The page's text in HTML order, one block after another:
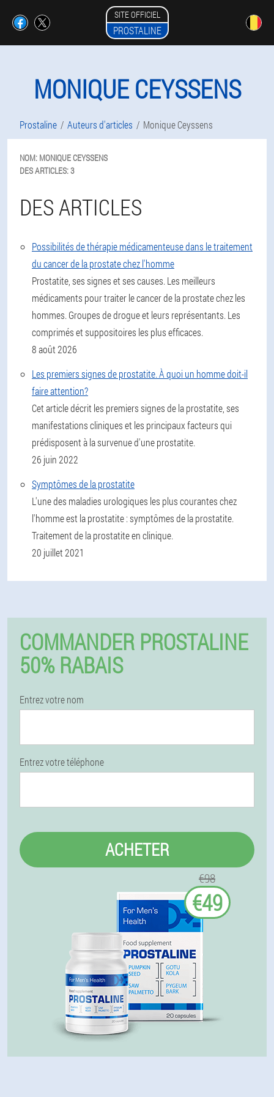
SITE OFFICIEL
PROSTALINE
MONIQUE CEYSSENS
Prostaline Auteurs d'articles Monique Ceyssens
NOM: MONIQUECEYSSENS
DES ARTICLES:3
DES ARTICLES
Possibilités de thérapie médicamenteuse dans le traitement
du cancer de la prostate chez l'homme
Prostatite, ses signes et ses causes. Les meilleurs
médicaments pour traiter le cancer de la prostate chez les
hommes. Groupes de drogue et leurs représentants. Les
comprimés et suppositoires les plus efficaces.
8 août 2026
Les premiers signes de prostatite. À quoi un homme doit-il
faire attention?
Cet article décrit les premiers signes de la prostatite, ses
manifestations cliniques et les principaux facteurs qui
prédisposent à la survenue d'une prostatite.
26 juin 2022
Symptômes de la prostatite
L'une des maladies urologiques les plus courantes chez
l'homme est la prostatite : symptômes de la prostatite.
Traitement de la prostatite en clinique.
20 juillet 2021
COMMANDER PROSTALINE
50% RABAIS
Entrez votre nom
Entrez votre téléphone
ACHETER
€98
€49